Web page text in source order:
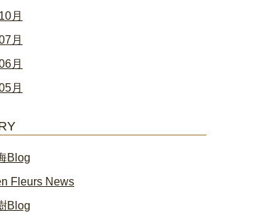
月
月
月
月
Blog
Fleurs News
Blog